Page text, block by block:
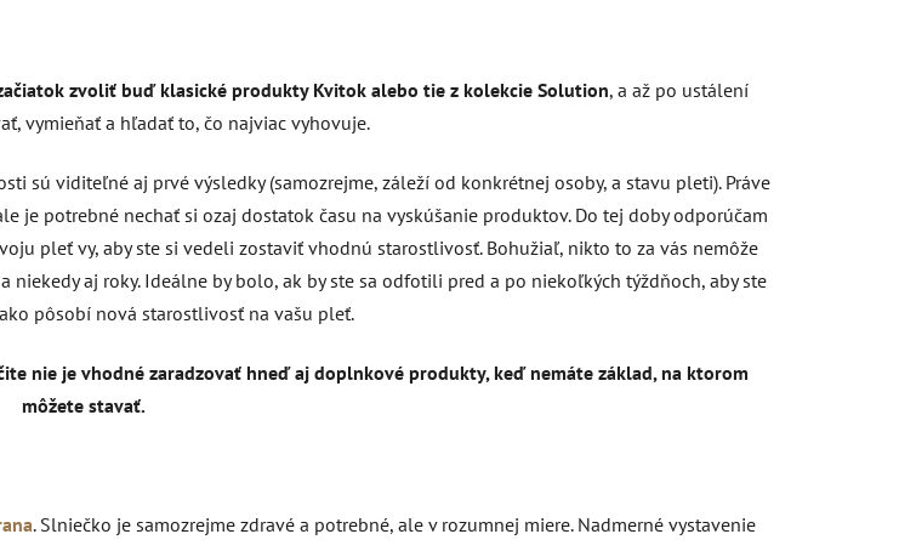
zvoliť buď klasické produkty Kvitok alebo tie z kolekcie Solution, a až po ustálení
vymieňať a hľadať to, čo najviac vyhovuje.
sú viditeľné aj prvé výsledky (samozrejme, záleží od konkrétnej osoby, a stavu pleti). Práve
je potrebné nechať si ozaj dostatok času na vyskúšanie produktov. Do tej doby odporúčam
pleť vy, aby ste si vedeli zostaviť vhodnú starostlivosť. Bohužiaľ, nikto to za vás nemôže
aj roky. Ideálne by bolo, ak by ste sa odfotili pred a po niekoľkých týždňoch, aby ste
pôsobí nová starostlivosť na vašu pleť.
nie je vhodné zaradzovať hneď aj doplnkové produkty, keď nemáte základ, na ktorom
môžete stavať.
. Slniečko je samozrejme zdravé a potrebné, ale v rozumnej miere. Nadmerné vystavenie